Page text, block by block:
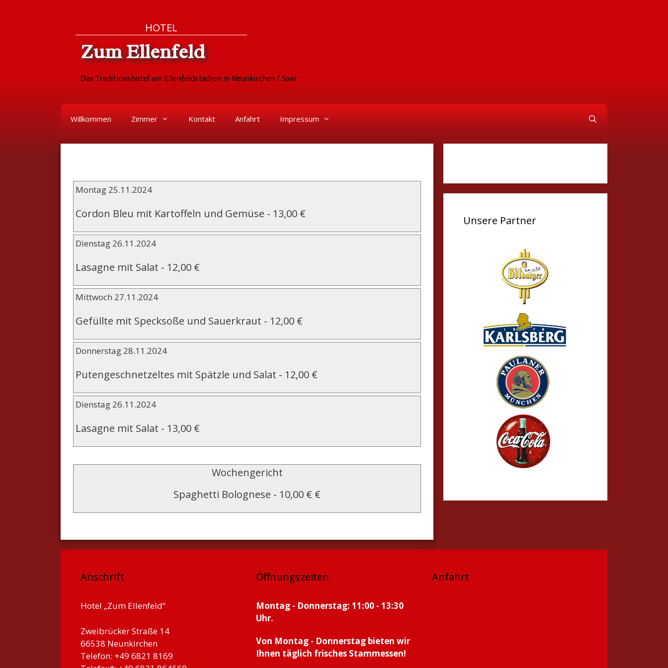
HOTEL
Zum Ellenfeld
Das Traditionshotel am Ellenfeldstadion in Neunkirchen / Saar
Willkommen Zimmer Kontakt Anfahrt Impressum
Montag 25.11.2024
Cordon Bleu mit Kartoffeln und Gemüse - 13,00 €
Dienstag 26.11.2024
Lasagne mit Salat - 12,00 €
Mittwoch 27.11.2024
Gefüllte mit Specksoße und Sauerkraut - 12,00 €
Donnerstag 28.11.2024
Putengeschnetzeltes mit Spätzle und Salat - 12,00 €
Dienstag 26.11.2024
Lasagne mit Salat - 13,00 €
Wochengericht
Spaghetti Bolognese - 10,00 € €
Unsere Partner
Anschrift
Hotel „Zum Ellenfeld“
Zweibrücker Straße 14
66538 Neunkirchen
Telefon: +49 6821 8169
Öffnungszeiten
Montag - Donnerstag: 11:00 - 13:30
Uhr.
Von Montag - Donnerstag bieten wir
Ihnen täglich frisches Stammessen!
Anfahrt